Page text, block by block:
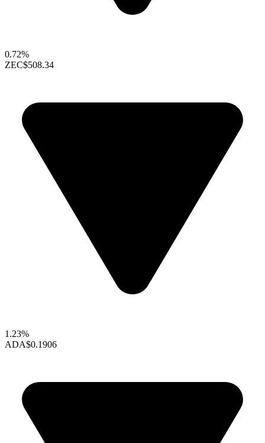
0.72%
ZEC$508.34
1.23%
ADA$0.1906